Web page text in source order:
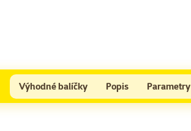
Výhodné balíčky Popis Parametry